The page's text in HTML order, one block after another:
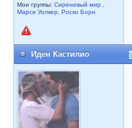
Мои группы: Сиреневый мир
Марси Уолкер
Роско Борн
Иден Кастилио